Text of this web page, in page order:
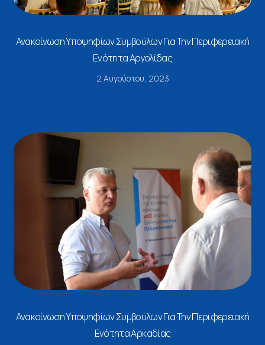
Ανακοίνωση Υποψηφίων Συμβούλων Για Την Περιφερειακή
Ενότητα Αργολίδας
2 Αυγούστου, 2023
Ανακοίνωση Υποψηφίων Συμβούλων Για Την Περιφερειακή
Ενότητα Αρκαδίας